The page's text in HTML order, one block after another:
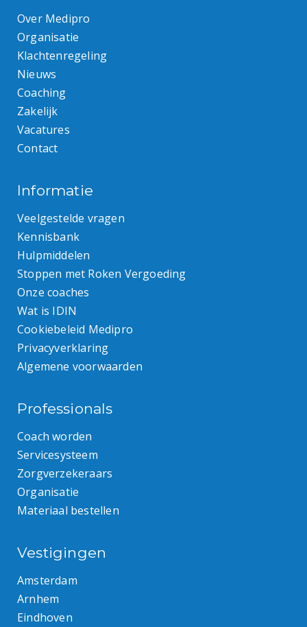
Over Medipro
Organisatie
Klachtenregeling
Nieuws
Coaching
Zakelijk
Vacatures
Contact
Informatie
Veelgestelde vragen
Kennisbank
Hulpmiddelen
Stoppen met Roken Vergoeding
Onze coaches
Wat is IDIN
Cookiebeleid Medipro
Privacyverklaring
Algemene voorwaarden
Professionals
Coach worden
Servicesysteem
Zorgverzekeraars
Organisatie
Materiaal bestellen
Vestigingen
Amsterdam
Arnhem
Eindhoven